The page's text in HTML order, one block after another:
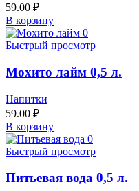
59.00 ₽
В корзину
Быстрый просмотр
Мохито лайм 0,5 л.
Напитки
59.00 ₽
В корзину
Быстрый просмотр
Питьевая вода 0,5 л.